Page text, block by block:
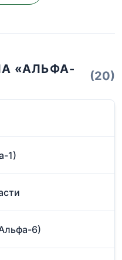
«АЛЬФА-
(20)
1)
6)